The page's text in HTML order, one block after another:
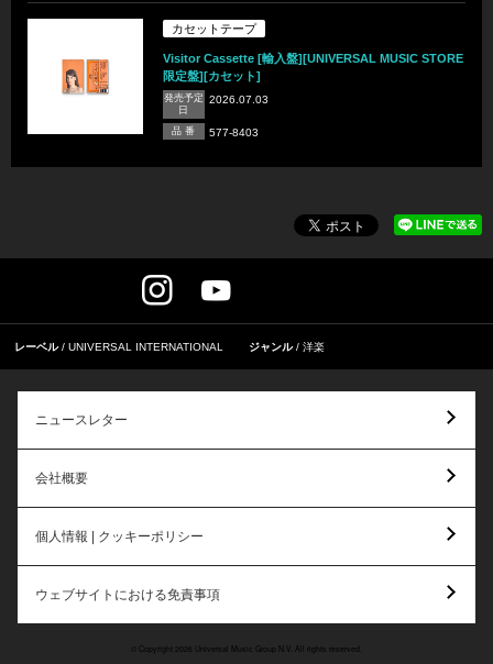
カセットテープ
Visitor Cassette [輸入盤][UNIVERSAL MUSIC STORE
限定盤][カセット]
発売予定
日
2026.07.03
品 番 577-8403
レーベル UNIVERSAL INTERNATIONAL ジャンル 洋楽
ニュースレター
会社概要
個人情報 | クッキーポリシー
ウェブサイトにおける免責事項
© Copyright 2026 Universal Music Group N.V. All rights reserved.